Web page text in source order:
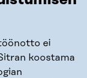
ei
koostama